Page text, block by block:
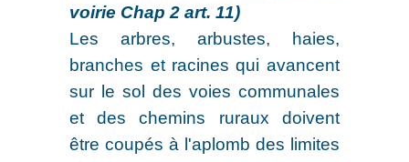
voirie Chap 2 art. 11)
Les arbres, arbustes, haies,
branches et racines qui avancent
sur le sol des voies communales
et des chemins ruraux doivent
être coupés à l'aplomb des limites